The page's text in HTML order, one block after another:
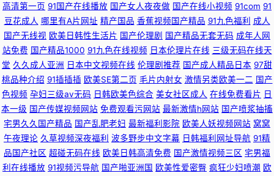
高清第一页 91国产在线播放 国产女人夜夜做 国产在线小视频 91com 91
豆花成人 哪里有A片网址 精产国品 香蕉视频国产精品 91九色福利 成人
国产无线视 欧美日韩性生活片 国产伦理剧 国产精品无套无码 成年人网
站免费 国产精品1000 91九色在线视频 日本伦理片在线 三级无码在线天
堂 久久成人亚洲 日本中文视频在线 伦理剧推荐 国产成人精品日本 97甜
桃品种介绍 91插插插 欧美SE第二页 毛片内射女 激情另类欧美一二 国产
色视频 孕妇三级av无码 日韩欧美色综合 美女社区成人 在线免费看片 日
本一级 国产传媒视频网站 免费观看污网站 最新激情h网站 国产喷浆抽搐
宅男久久国产精品 国产乱肥老妇 最新福利影院 欧美人妖视频网站 窝窝
午夜理论 久草视频深夜福利 波多野步中文字幕 日韩福利网址导航 91精
品国产社区 超碰无码在线 欧美日韩高清免费 国产激情视频三区 宅男福
利在线播放 91视频污导航 国产啪亚洲国 欧美性爱密臀 疯狂少妇喷潮 欧